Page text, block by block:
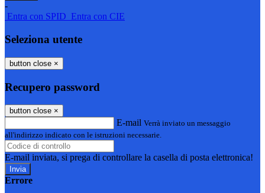
-
Entra con SPID Entra con CIE
Seleziona utente
button close ×
Recupero password
button close ×
E-mail Verrà inviato un messaggio
all'indirizzo indicato con le istruzioni necessarie.
E-mail inviata, si prega di controllare la casella di posta elettronica!
Errore